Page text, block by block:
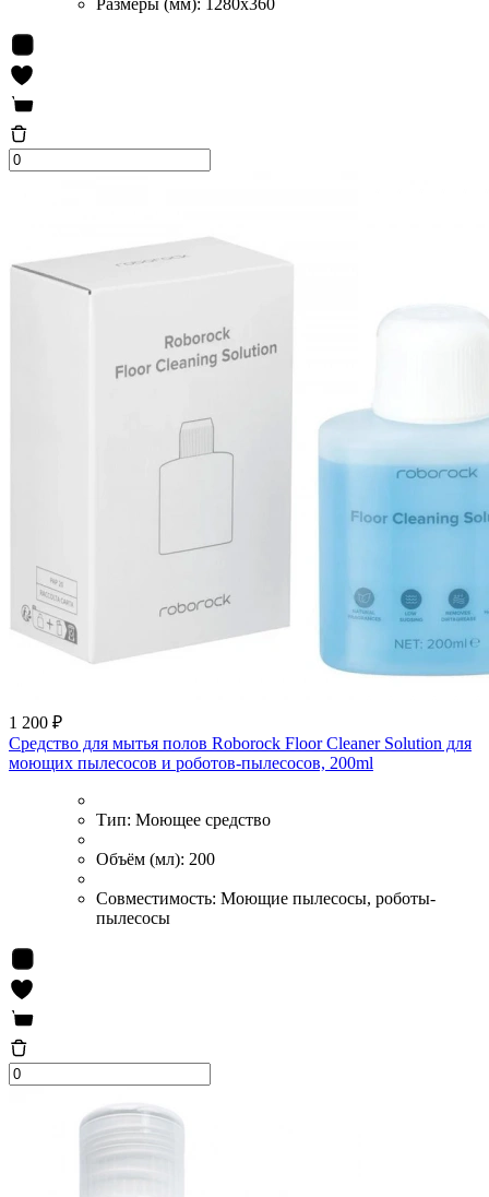
1 200 ₽
Средство для мытья полов Roborock Floor Cleaner Solution для
моющих пылесосов и роботов-пылесосов, 200ml
Тип: Моющее средство
Объём (мл): 200
Совместимость: Моющие пылесосы, роботы-
пылесосы